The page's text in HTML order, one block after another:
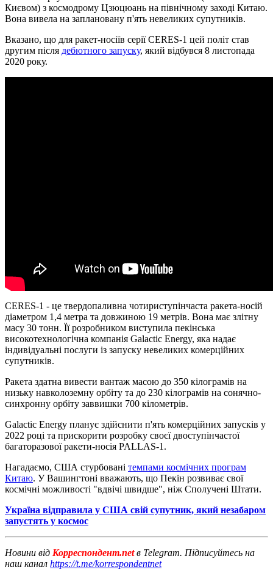
Києвом) з космодрому Цзюцюань на північному заході Китаю.
Вона вивела на заплановану п'ять невеликих супутників.
Вказано, що для ракет-носіїв серії CERES-1 цей політ став
другим після дебютного запуску, який відбувся 8 листопада
2020 року.
CERES-1 - це твердопаливна чотириступінчаста ракета-носій
діаметром 1,4 метра та довжиною 19 метрів. Вона має злітну
масу 30 тонн. Її розробником виступила пекінська
високотехнологічна компанія Galactic Energy, яка надає
індивідуальні послуги із запуску невеликих комерційних
супутників.
Ракета здатна вивести вантаж масою до 350 кілограмів на
низьку навколоземну орбіту та до 230 кілограмів на сонячно-
синхронну орбіту заввишки 700 кілометрів.
Galactic Energy планує здійснити п'ять комерційних запусків у
2022 році та прискорити розробку своєї двоступінчастої
багаторазової ракети-носія PALLAS-1.
Нагадаємо, США стурбовані темпами космічних програм
Китаю. У Вашингтоні вважають, що Пекін розвиває свої
космічні можливості "вдвічі швидше", ніж Сполучені Штати.
Україна відправила у США свій супутник, який незабаром
запустять у космос
Новини від Корреспондент.netв Telegram. Підписуйтесь на
наш канал https://t.me/korrespondentnet